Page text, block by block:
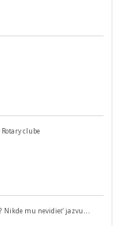
clube
Nikde mu nevidieť jazvu…